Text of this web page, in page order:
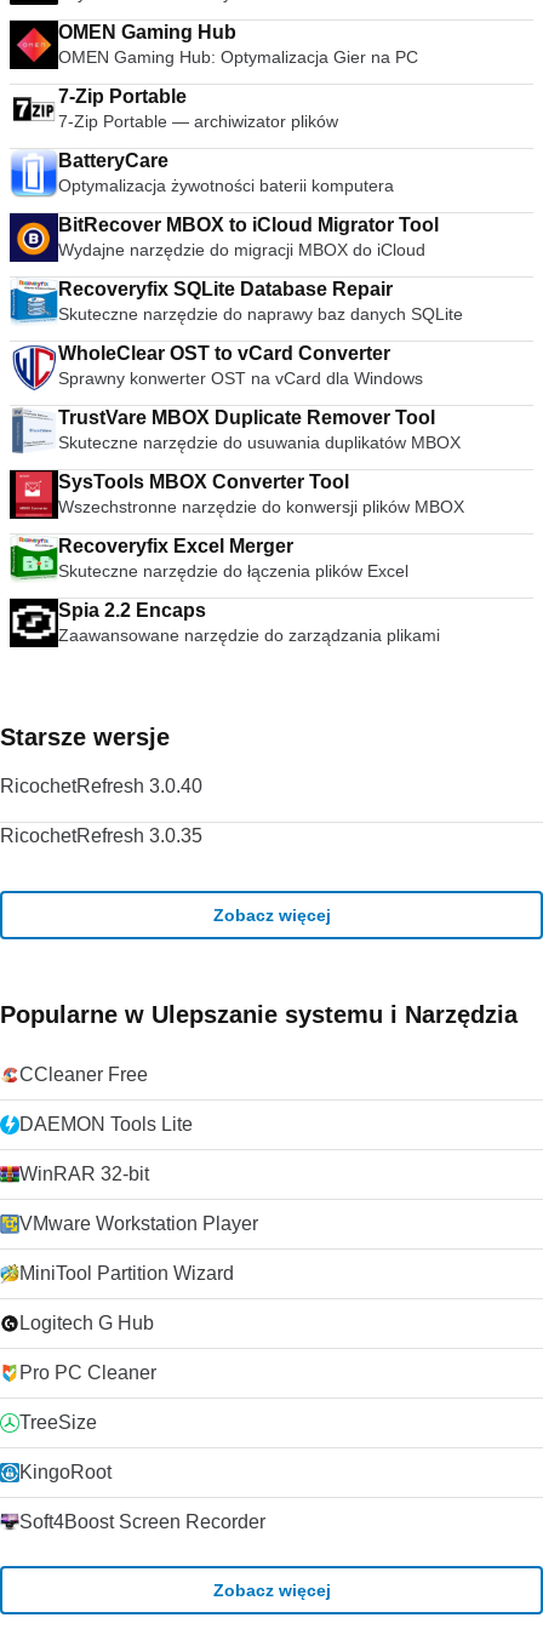
ich zakończeniem. Łatwy w użyciu Interfejs użytkownika VLC
Media Player jest zdecydowanie przypadkiem funkcji nad
pięknem. Podstawowy wygląd sprawia jednak, że odtwarzacz
multimediów jest niezwykle łatwy w użyciu. Po prostu
przeciągnij i upuść pliki, aby je odtworzyć lub otworzyć za
pomocą plików i folderów, a następnie użyj klasycznych
przycisków nawigacji multimedialnej, aby odtwarzać,
wstrzymywać, zatrzymywać, pomijać, edytować prędkość
różnorodność skórek i opcji dostosowywania oznacza, że
standardowy wygląd nie powinien wystarczyć, aby
uniemożliwić wybranie VLC jako domyślnego odtwarzacza
multimediów. Zaawansowane opcje Nie pozwól, aby prosty
interfejs VLC Media Player Cię oszukał, w zakładkach
odtwarzania, audio, wideo, narzędzi i widoków jest ogromna
synchronizacji, w tym korektorem graficznym z wieloma
ustawieniami wstępnymi, nakładkami, efektami specjalnymi,
efektami wideo AtmoLight, przestrzennym układem audio i
dostosowywanymi ustawieniami kompresji zakresu. Możesz
nawet dodawać napisy do filmów, dodając plik SRT do folderu
wideo. streszczenie VLC Media Player to po prostu
darmowy odtwarzacz multimediów. Słusznie dominuje na
rynku bezpłatnych odtwarzaczy multimedialnych od ponad 10
lat i wygląda na to, że może przez kolejne 10 lat dzięki
ciągłemu rozwojowi i ulepszaniu przez VideoLAN Org.
Szukasz VLC Media Player w wersji dla komputerów Mac?
OMEN Gaming Hub
OMEN Gaming Hub: Optymalizacja Gier na PC
7-Zip Portable
7-Zip Portable — archiwizator plików
BatteryCare
Optymalizacja żywotności baterii komputera
BitRecover MBOX to iCloud Migrator Tool
Wydajne narzędzie do migracji MBOX do iCloud
Recoveryfix SQLite Database Repair
Skuteczne narzędzie do naprawy baz danych SQLite
WholeClear OST to vCard Converter
Sprawny konwerter OST na vCard dla Windows
TrustVare MBOX Duplicate Remover Tool
Skuteczne narzędzie do usuwania duplikatów MBOX
SysTools MBOX Converter Tool
Wszechstronne narzędzie do konwersji plików MBOX
Recoveryfix Excel Merger
Skuteczne narzędzie do łączenia plików Excel
Spia 2.2 Encaps
Zaawansowane narzędzie do zarządzania plikami
Starsze wersje
RicochetRefresh 3.0.40
RicochetRefresh 3.0.35
Zobacz więcej
Popularne w Ulepszanie systemu i Narzędzia
CCleaner Free
DAEMON Tools Lite
WinRAR 32-bit
VMware Workstation Player
MiniTool Partition Wizard
Logitech G Hub
Pro PC Cleaner
TreeSize
KingoRoot
Soft4Boost Screen Recorder
Zobacz więcej